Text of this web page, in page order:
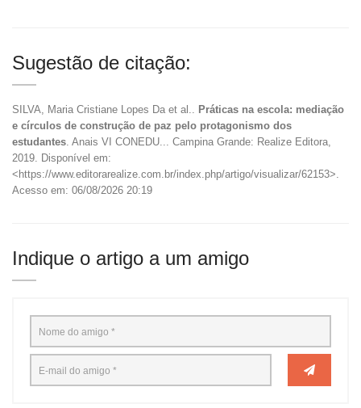
Sugestão de citação:
SILVA, Maria Cristiane Lopes Da et al.. Práticas na escola: mediação
e círculos de construção de paz pelo protagonismo dos
estudantes. Anais VI CONEDU... Campina Grande: Realize Editora,
2019. Disponível em:
<https://www.editorarealize.com.br/index.php/artigo/visualizar/62153>.
Acesso em: 06/08/2026 20:19
Indique o artigo a um amigo